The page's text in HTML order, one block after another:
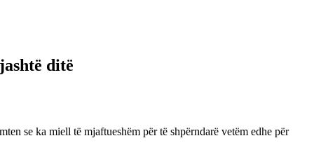
ditë
se ka miell të mjaftueshëm për të shpërndarë vetëm edhe për